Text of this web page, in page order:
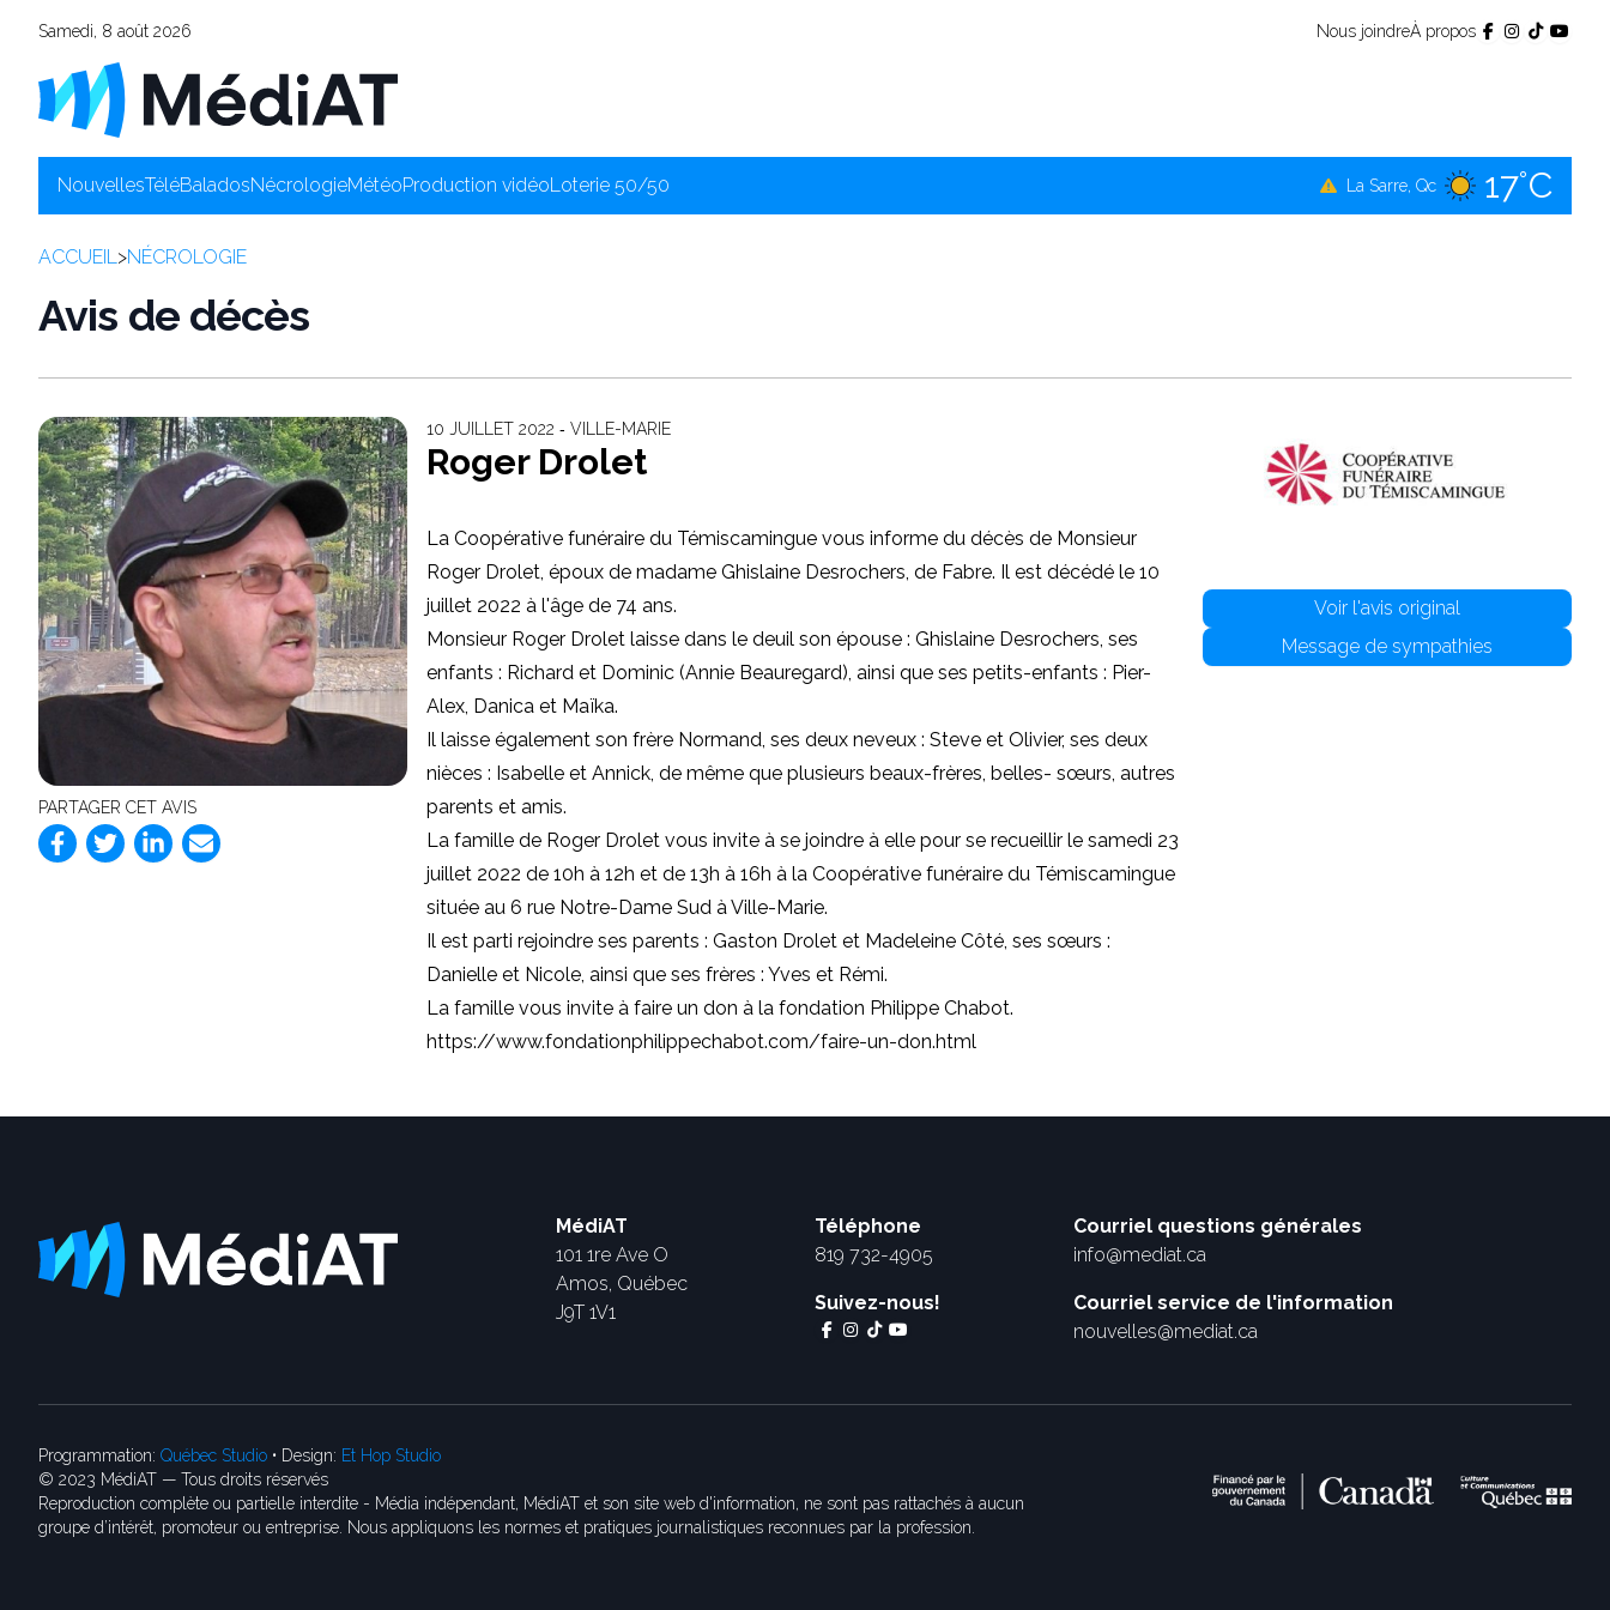
Samedi, 8 août 2026 Nous joindreÀ propos
NouvellesTéléBaladosNécrologieMétéoProduction vidéoLoterie 50/50 La Sarre, Qc 17°C
ACCUEIL>NÉCROLOGIE
Avis de décès
PARTAGER CET AVIS
10 JUILLET 2022 ‐ VILLE-MARIE
Roger Drolet
La Coopérative funéraire du Témiscamingue vous informe du décès de Monsieur
Roger Drolet, époux de madame Ghislaine Desrochers, de Fabre. Il est décédé le 10
juillet 2022 à l'âge de 74 ans.
Monsieur Roger Drolet laisse dans le deuil son épouse : Ghislaine Desrochers, ses
enfants : Richard et Dominic (Annie Beauregard), ainsi que ses petits-enfants : Pier-
Alex, Danica et Maïka.
Il laisse également son frère Normand, ses deux neveux : Steve et Olivier, ses deux
nièces : Isabelle et Annick, de même que plusieurs beaux-frères, belles- sœurs, autres
parents et amis.
La famille de Roger Drolet vous invite à se joindre à elle pour se recueillir le samedi 23
juillet 2022 de 10h à 12h et de 13h à 16h à la Coopérative funéraire du Témiscamingue
située au 6 rue Notre-Dame Sud à Ville-Marie.
Il est parti rejoindre ses parents : Gaston Drolet et Madeleine Côté, ses sœurs :
Danielle et Nicole, ainsi que ses frères : Yves et Rémi.
La famille vous invite à faire un don à la fondation Philippe Chabot.
https://www.fondationphilippechabot.com/faire-un-don.html
Voir l'avis original
Message de sympathies
MédiAT
101 1re Ave O
Amos, Québec
J9T 1V1
Téléphone
819 732-4905
Suivez-nous!
Courriel questions générales
info@mediat.ca
Courriel service de l'information
nouvelles@mediat.ca
Programmation: Québec Studio • Design: Et Hop Studio
© 2023 MédiAT — Tous droits réservés
Reproduction complète ou partielle interdite - Média indépendant, MédiAT et son site web d'information, ne sont pas rattachés à aucun
groupe d’intérêt, promoteur ou entreprise. Nous appliquons les normes et pratiques journalistiques reconnues par la profession.